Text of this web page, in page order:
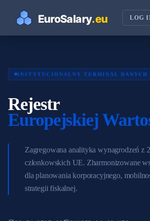
LOG
INSTYTUCJONALNY TERMINAL DANYCH
Rejestr
Europejskiej
Zagregowana analityka wynagrodzeń z
członkowskich UE. Zharmonizowane
dla planowania korporacyjnego,
strategii fiskalnej.